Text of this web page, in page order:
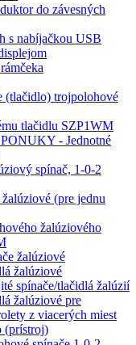
do závesných
s nabíjačkou USB
(tlačidlo) trojpolohové
tlačidlu SZP1WM
- Jednotné
spínač, 1-0-2
(pre jednu
žalúziového
žalúziové
žalúziové
spínače/tlačidlá žalúzií
žalúziové pre
z viacerých miest
(prístroj)